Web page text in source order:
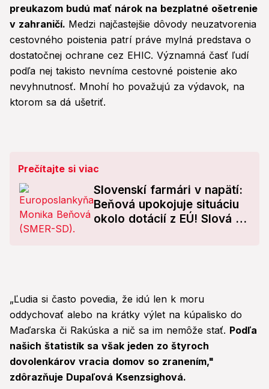
preukazom budú mať nárok na bezplatné ošetrenie
v zahraničí. Medzi najčastejšie dôvody neuzatvorenia
cestovného poistenia patrí práve mylná predstava o
dostatočnej ochrane cez EHIC. Významná časť ľudí
podľa nej takisto nevníma cestovné poistenie ako
nevyhnutnosť. Mnohí ho považujú za výdavok, na
ktorom sa dá ušetriť.
Prečítajte si viac
Slovenskí farmári v napätí:
Beňová upokojuje situáciu
okolo dotácií z EÚ! Slová o
„Ľudia si často povedia, že idú len k moru
oddychovať alebo na krátky výlet na kúpalisko do
Maďarska či Rakúska a nič sa im nemôže stať. Podľa
našich štatistík sa však jeden zo štyroch
dovolenkárov vracia domov so zranením,"
zdôrazňuje Dupaľová Ksenzsighová.